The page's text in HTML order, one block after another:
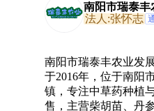
南阳市瑞泰丰
司
法人:张怀志
南阳市瑞泰丰农业发
于2016年，位于南阳
镇，专注中草药种植
售，主营柴胡苗、丹